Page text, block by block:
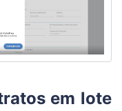
em lote